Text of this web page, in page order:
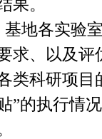
果。
各实验室
求、以及评
类科研项目
”的执行情